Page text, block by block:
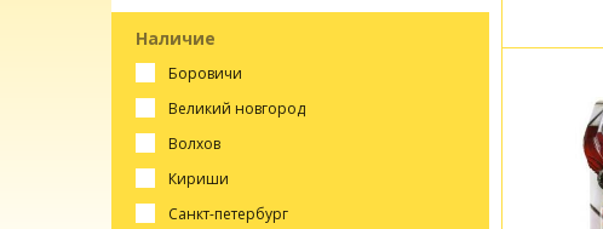
Наличие
боровичи
великий новгород
волхов
кириши
санкт-петербург